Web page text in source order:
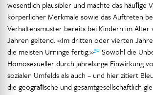
wesentlich plausibler und machte das häuﬁge
körperlicher Merkmale sowie das Auftreten
Verhaltensmuster bereits bei Kindern im Alter
Jahren geltend. «Im dritten oder vierten
die meisten Urninge fertig.»30 Sowohl die
Homosexueller durch jahrelange Einwirkung
sozialen Umfelds als auch – und hier zitiert
die geograﬁsche und gesamtgesellschaftlich